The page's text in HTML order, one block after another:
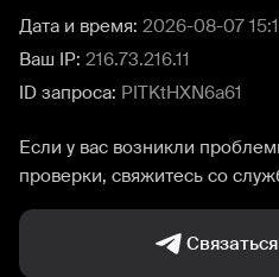
Дата и время: 2026-08-07
Ваш IP: 216.73.216.11
ID запроса: PITKtHXN6a61
Если у вас возникли
проверки, свяжитесь со